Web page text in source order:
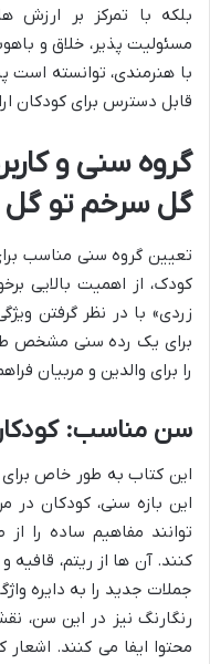
بلکه با تمرکز بر ارزش
مسئولیت پذیر، خلاق و
با هنرمندی، توانسته است
قابل دسترس برای کودکان
گروه سنی و
گل سرخم تو گل
تعیین گروه سنی مناسب
کودک، از اهمیت بالایی
زردی» با در نظر گرفتن
برای یک رده سنی مشخص
را برای والدین و مربیان
سن مناسب: کودکان 3 تا 7
این بازه سنی، کودکان
توانند مفاهیم ساده را
کنند. آن ها از ریتم،
جملات جدید را به دایره
رنگارنگ نیز در این سن،
محتوا ایفا می کنند.